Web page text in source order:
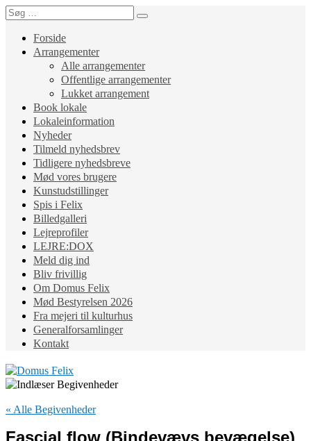
Forside
Arrangementer
Alle arrangementer
Offentlige arrangementer
Lukket arrangement
Book lokale
Lokaleinformation
Nyheder
Tilmeld nyhedsbrev
Tidligere nyhedsbreve
Mød vores brugere
Kunstudstillinger
Spis i Felix
Billedgalleri
Lejreprofiler
LEJRE:DOX
Meld dig ind
Bliv frivillig
Om Domus Felix
Mød Bestyrelsen 2026
Fra mejeri til kulturhus
Generalforsamlinger
Kontakt
« Alle Begivenheder
Fascial flow (Bindevævs bevægelse)